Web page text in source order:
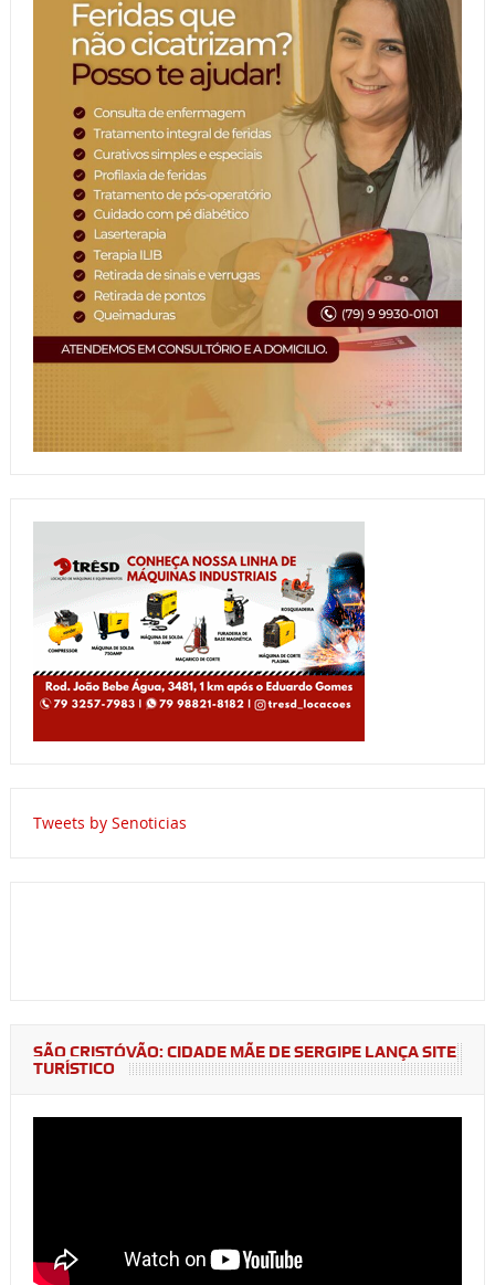
Tweets by Senoticias
SÃO CRISTÓVÃO: CIDADE MÃE DE SERGIPE LANÇA SITE
TURÍSTICO